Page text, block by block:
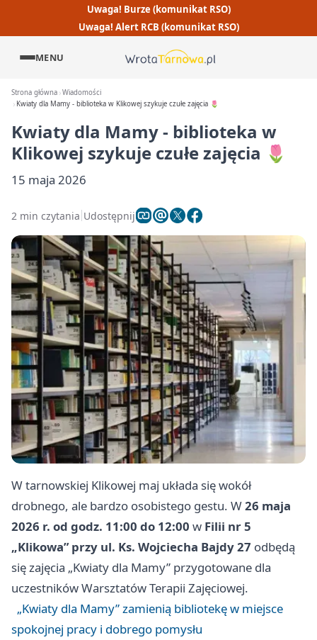
Uwaga! Burze (komunikat RSO)
Uwaga! Alert RCB (komunikat RSO)
MENU
Strona główna Wiadomości
Kwiaty dla Mamy - biblioteka w Klikowej szykuje czułe zajęcia 🌷
Kwiaty dla Mamy - biblioteka w
Klikowej szykuje czułe zajęcia 🌷
15 maja 2026
2 min czytania Udostępnij
W tarnowskiej Klikowej maj układa się wokół
drobnego, ale bardzo osobistego gestu. W26 maja
2026 r. od godz. 11:00 do 12:00 w Filii nr 5
„Klikowa” przy ul. Ks. Wojciecha Bajdy 27 odbędą
się zajęcia „Kwiaty dla Mamy” przygotowane dla
uczestników Warsztatów Terapii Zajęciowej.
„Kwiaty dla Mamy” zamienią bibliotekę w miejsce
spokojnej pracy i dobrego pomysłu